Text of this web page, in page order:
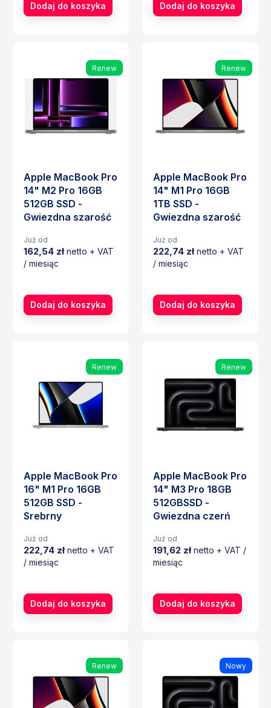
Dodaj do koszyka Dodaj do koszyka
Renew
Apple MacBook Pro
14" M2 Pro 16GB
512GB SSD -
Gwiezdna szarość
Już od
162,54 złnetto + VAT
/ miesiąc
Dodaj do koszyka
Renew
Apple MacBook Pro
14" M1 Pro 16GB
1TB SSD -
Gwiezdna szarość
Już od
222,74 złnetto + VAT
/ miesiąc
Dodaj do koszyka
Renew
Apple MacBook Pro
16" M1 Pro 16GB
512GB SSD -
Srebrny
Już od
222,74 złnetto + VAT
/ miesiąc
Dodaj do koszyka
Renew
Apple MacBook Pro
14" M3 Pro 18GB
512GBSSD -
Gwiezdna czerń
Już od
191,62 złnetto + VAT /
miesiąc
Dodaj do koszyka
Renew Nowy